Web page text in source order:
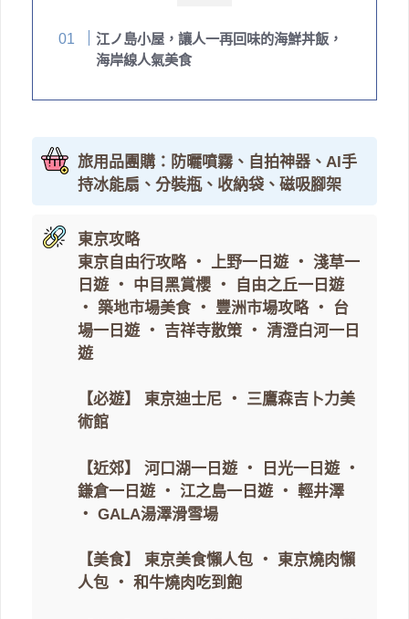
江ノ島小屋，讓人一再回味的海鮮丼飯，
海岸線人氣美食
旅用品團購：防曬噴霧、自拍神器、AI手
持冰能扇、分裝瓶、收納袋、磁吸腳架
東京攻略
東京自由行攻略・ 上野一日遊 ・ 淺草一
日遊 ・ 中目黑賞櫻 ・
自由之丘一日遊
・ 築地市場美食・ 豐洲市場攻略・ 台
場一日遊 ・ 吉祥寺散策 ・ 清澄白河一日
遊
【必遊】 東京迪士尼 ・ 三鷹森吉卜力美
術館
【近郊】 河口湖一日遊 ・ 日光一日遊 ・
鎌倉一日遊 ・ 江之島一日遊 ・ 輕井澤
・ GALA湯澤滑雪場
【美食】 東京美食懶人包 ・ 東京燒肉懶
人包 ・ 和牛燒肉吃到飽